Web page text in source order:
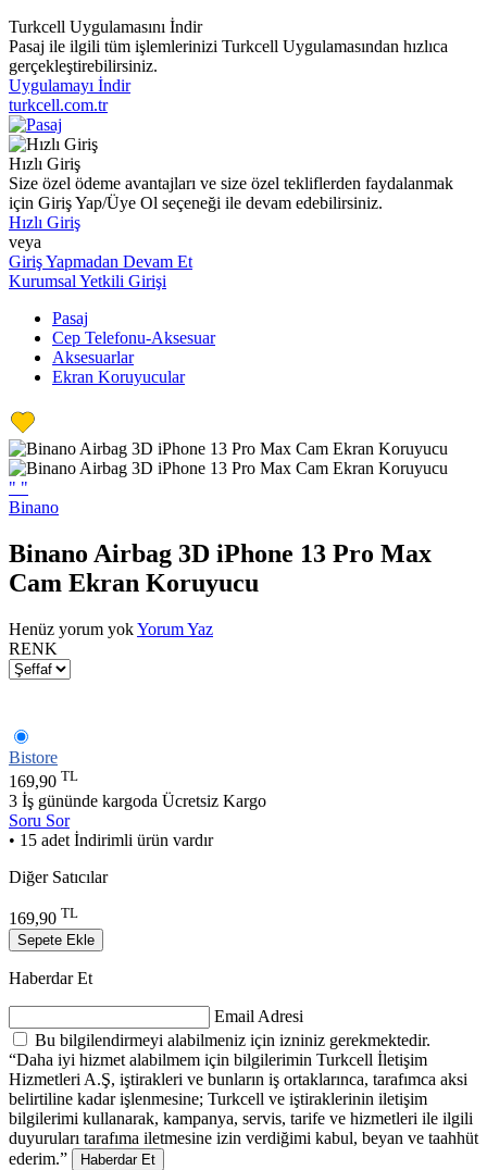
Turkcell Uygulamasını İndir
Pasaj ile ilgili tüm işlemlerinizi Turkcell Uygulamasından hızlıca
gerçekleştirebilirsiniz.
Uygulamayı İndir
turkcell.com.tr
Hızlı Giriş
Size özel ödeme avantajları ve size özel tekliflerden faydalanmak
için Giriş Yap/Üye Ol seçeneği ile devam edebilirsiniz.
Hızlı Giriş
veya
Giriş Yapmadan Devam Et
Kurumsal Yetkili Girişi
Pasaj
Cep Telefonu-Aksesuar
Aksesuarlar
Ekran Koruyucular
" "
Binano
Binano Airbag 3D iPhone 13 Pro Max
Cam Ekran Koruyucu
Henüz yorum yokYorum Yaz
RENK
Bistore
169,90 TL
3 İş gününde kargoda Ücretsiz Kargo
Soru Sor
• 15 adet İndirimli ürün vardır
Diğer Satıcılar
169,90 TL
Sepete Ekle
Haberdar Et
Email Adresi
Bu bilgilendirmeyi alabilmeniz için izniniz gerekmektedir.
“Daha iyi hizmet alabilmem için bilgilerimin Turkcell İletişim
Hizmetleri A.Ş, iştirakleri ve bunların iş ortaklarınca, tarafımca aksi
belirtiline kadar işlenmesine; Turkcell ve iştiraklerinin iletişim
bilgilerimi kullanarak, kampanya, servis, tarife ve hizmetleri ile ilgili
duyuruları tarafıma iletmesine izin verdiğimi kabul, beyan ve taahhüt
ederim.”
Haberdar Et